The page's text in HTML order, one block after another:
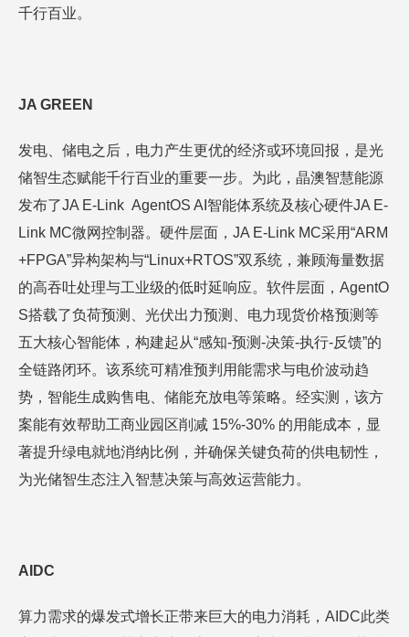
千行百业。
JA GREEN
发电、储电之后，电力产生更优的经济或环境回报，是光
储智生态赋能千行百业的重要一步。为此，晶澳智慧能源
发布了JA E-Link AgentOS AI智能体系统及核心硬件JA E-
Link MC微网控制器。硬件层面，JA E-Link MC采用“ARM
+FPGA”异构架构与“Linux+RTOS”双系统，兼顾海量数据
的高吞吐处理与工业级的低时延响应。软件层面，AgentO
S搭载了负荷预测、光伏出力预测、电力现货价格预测等
五大核心智能体，构建起从“感知-预测-决策-执行-反馈”的
全链路闭环。该系统可精准预判用能需求与电价波动趋
势，智能生成购售电、储能充放电等策略。经实测，该方
案能有效帮助工商业园区削减 15%-30% 的用能成本，显
著提升绿电就地消纳比例，并确保关键负荷的供电韧性，
为光储智生态注入智慧决策与高效运营能力。
AIDC
算力需求的爆发式增长正带来巨大的电力消耗，AIDC此类